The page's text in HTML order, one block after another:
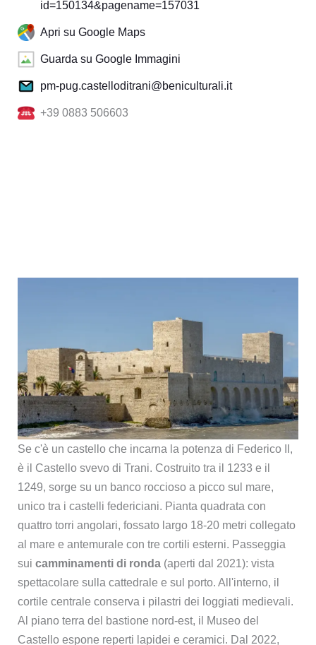
id=150134&pagename=157031
Apri su Google Maps
Guarda su Google Immagini
pm-pug.castelloditrani@beniculturali.it
+39 0883 506603
Se c'è un castello che incarna la potenza di Federico II,
è il Castello svevo di Trani. Costruito tra il 1233 e il
1249, sorge su un banco roccioso a picco sul mare,
unico tra i castelli federiciani. Pianta quadrata con
quattro torri angolari, fossato largo 18-20 metri collegato
al mare e antemurale con tre cortili esterni. Passeggia
sui camminamenti di ronda(aperti dal 2021): vista
spettacolare sulla cattedrale e sul porto. All'interno, il
cortile centrale conserva i pilastri dei loggiati medievali.
Al piano terra del bastione nord-est, il Museo del
Castello espone reperti lapidei e ceramici. Dal 2022,